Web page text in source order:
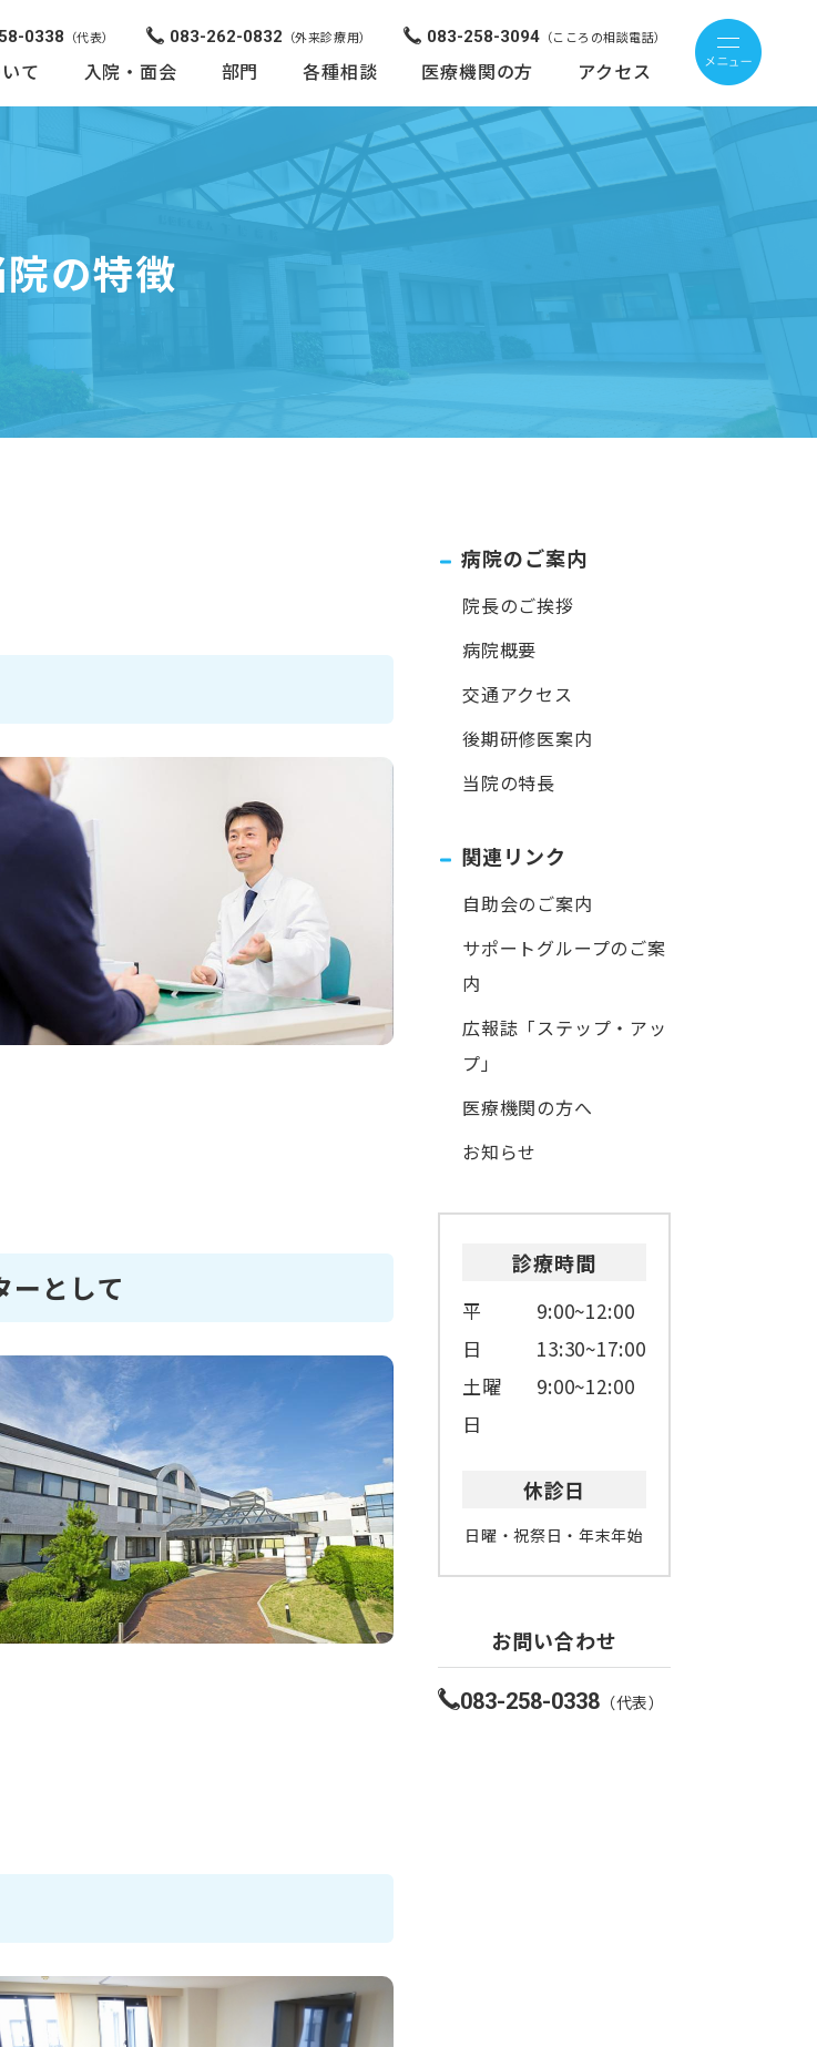
0338 （代表） 083-262-0832 （外来診療用） 083-258-3094（こころの相談電話）
て 入院・面会 部門 各種相談 医療機関の方 アクセス
院の特徴
ーとして
病院のご案内
院長のご挨拶
病院概要
交通アクセス
後期研修医案内
当院の特⻑
関連リンク
自助会のご案内
サポートグループのご案
内
広報誌「ステップ・アッ
プ」
医療機関の方へ
お知らせ
診療時間
平
日
9:00~12:00
13:30~17:00
土曜
日
9:00~12:00
休診日
日曜・祝祭日・年末年始
お問い合わせ
083-258-0338 （代表）